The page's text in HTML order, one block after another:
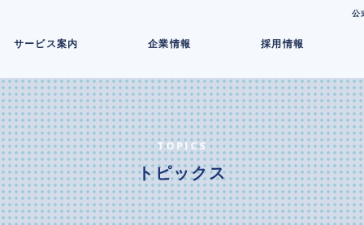
公
ツ
へ
ス
キ
ッ
プ
サービス案内 企業情報 採用情報
TOPICS
トピックス